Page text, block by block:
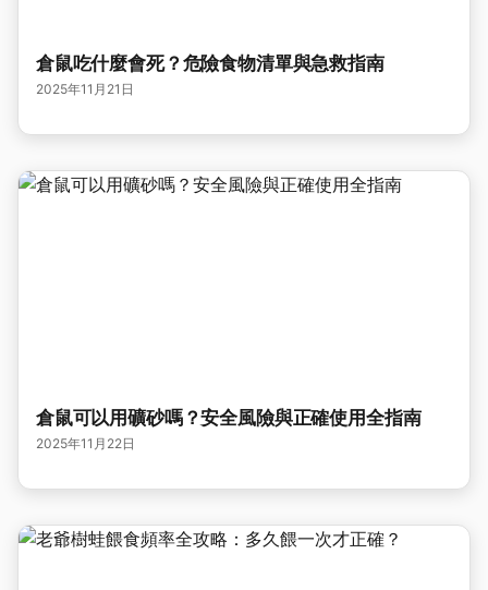
倉鼠吃什麼會死？危險食物清單與急救指南
2025年11月21日
倉鼠可以用礦砂嗎？安全風險與正確使用全指南
2025年11月22日